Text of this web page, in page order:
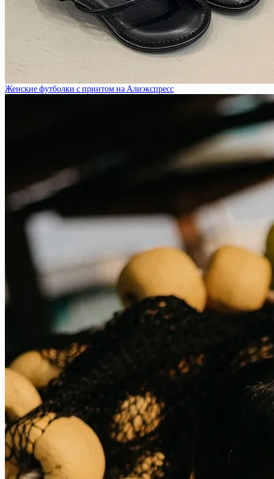
Женские футболки с принтом на Алиэкспресс